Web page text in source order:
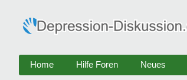
Home Hilfe Foren Neues